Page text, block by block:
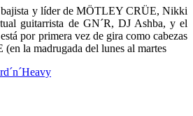
y líder de MÖTLEY CRÜE, Nikki
guitarrista de GN´R, DJ Ashba, y el
por primera vez de gira como cabezas
la madrugada del lunes al martes